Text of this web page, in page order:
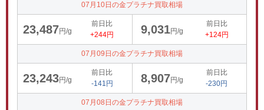
07月10日の金プラチナ買取相場
23,487円/g
前日比
+244円
9,031円/g
前日比
+124円
07月09日の金プラチナ買取相場
23,243円/g
前日比
-141円
8,907円/g
前日比
-230円
07月08日の金プラチナ買取相場